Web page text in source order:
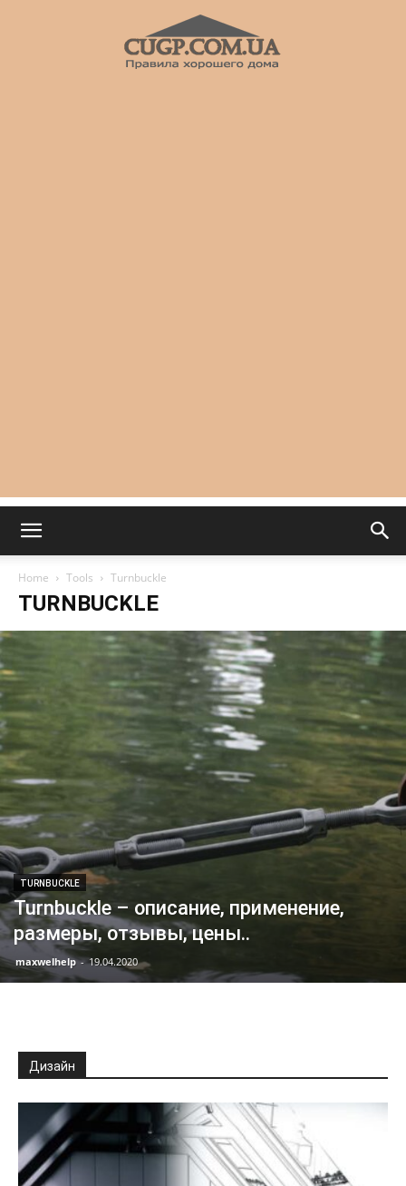
Home Tools Turnbuckle
TURNBUCKLE
TURNBUCKLE
Turnbuckle – описание, применение,
размеры, отзывы, цены..
maxwelhelp - 19.04.2020
Дизайн